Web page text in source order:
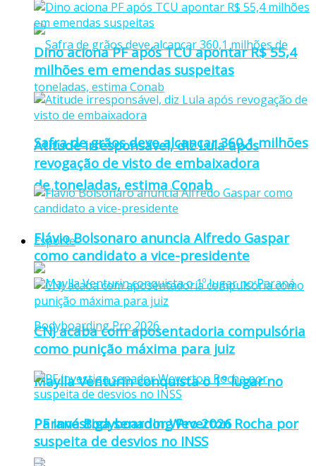
Safra de grãos deve alcançar 360,1 milhões
de toneladas, estima Conab
Esporte
Maylla Venturin conquista o 1º lugar no
Paraná Bodyboarding Pro 2026
Dino aciona PF após TCU apontar R$ 55,4
milhões em emendas suspeitas
Atitude irresponsável, diz Lula após
revogação de visto de embaixadora
Flávio Bolsonaro anuncia Alfredo Gaspar
como candidato a vice-presidente
CNJ acaba com aposentadoria compulsória
como punição máxima para juiz
PF investiga senador Weverton Rocha por
suspeita de desvios no INSS